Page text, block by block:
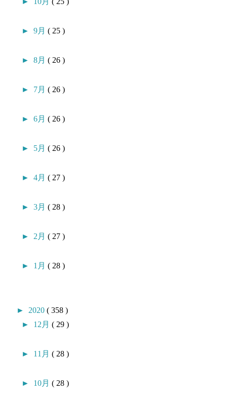
►9月( 25 )
►8月( 26 )
► 7月( 26 )
►6月( 26 )
► 5月( 26 )
►4月( 27 )
►3月( 28 )
► 2月( 27 )
► 1月( 28 )
► 2020( 358 )
► 12月( 29 )
► 11月( 28 )
► 10月( 28 )